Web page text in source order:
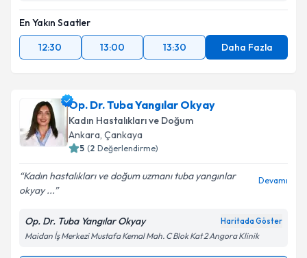
En Yakın Saatler
12:30
13:00 13:30 Daha Fazla
Op. Dr. Tuba Yangılar Okyay
Kadın Hastalıkları ve Doğum
Ankara, Çankaya
5 (2 Değerlendirme)
Kadın hastalıkları ve doğum uzmanı tuba yangınlar
okyay ...
Devamı
Op. Dr. Tuba Yangılar Okyay Haritada Göster
Maidan İş Merkezi Mustafa Kemal Mah. C Blok Kat 2 Angora Klinik